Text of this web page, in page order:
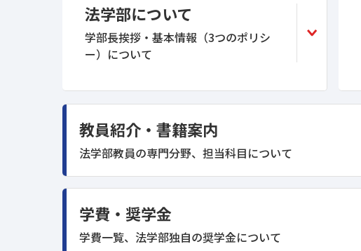
法学部について
学部長挨拶・基本情報（3つのポリシ
ー）について
教員紹介・書籍案内
法学部教員の専門分野、担当科目について
学費・奨学金
学費一覧、法学部独自の奨学金について